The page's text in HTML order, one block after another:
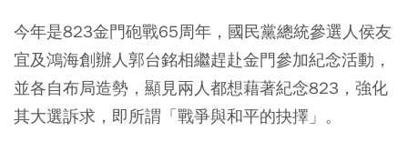
今年是823金門砲戰65周年，國民黨總統參選人侯友
宜及鴻海創辦人郭台銘相繼趕赴金門參加紀念活動，
並各自布局造勢，顯見兩人都想藉著紀念823，強化
其大選訴求，即所謂「戰爭與和平的抉擇」。